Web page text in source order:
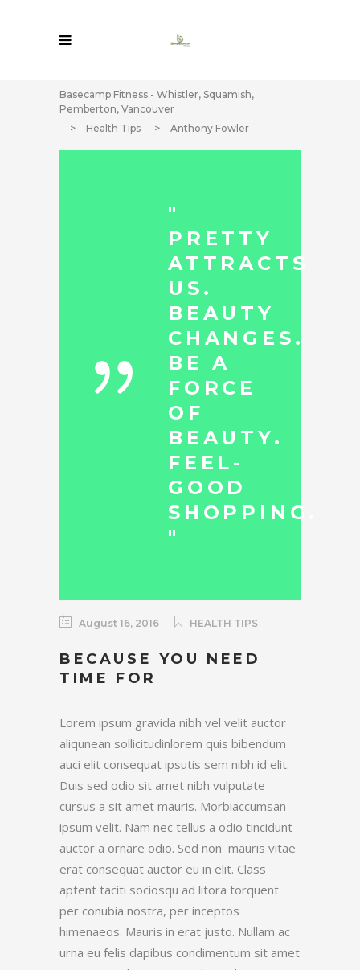
Basecamp Fitness - Whistler, Squamish,
Pemberton, Vancouver
>
Health Tips > Anthony Fowler
"
PRETTY
ATTRACTS
US.
BEAUTY
CHANGES.
BE A
FORCE
OF
BEAUTY.
FEEL-
GOOD
SHOPPING.
"
August 16, 2016 HEALTH TIPS
BECAUSE YOU NEED
TIME FOR
Lorem ipsum gravida nibh vel velit auctor
aliqunean sollicitudinlorem quis bibendum
auci elit consequat ipsutis sem nibh id elit.
Duis sed odio sit amet nibh vulputate
cursus a sit amet mauris. Morbiaccumsan
ipsum velit. Nam nec tellus a odio tincidunt
auctor a ornare odio. Sed non mauris vitae
erat consequat auctor eu in elit. Class
aptent taciti sociosqu ad litora torquent
per conubia nostra, per inceptos
himenaeos. Mauris in erat justo. Nullam ac
urna eu felis dapibus condimentum sit amet